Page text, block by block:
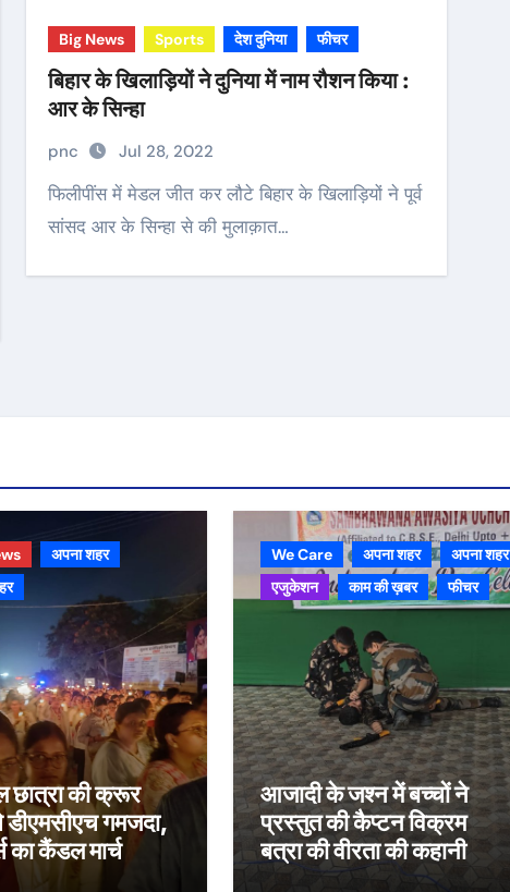
Big News Sports देश दुनिया फीचर
बिहार के खिलाड़ियों ने दुनिया में नाम रौशन किया :
आर के सिन्हा
pnc Jul 28, 2022
फिलीपींस में मेडल जीत कर लौटे बिहार के खिलाड़ियों ने पूर्व
सांसद आर के सिन्हा से की मुलाक़ात…
अपना शहर
छात्रा की क्रूर
डीएमसीएच गमजदा,
का कैंडल मार्च
We Care अपना शहर
अपना शहर
एजुकेशन
काम की ख़बर फीचर
आजादी के जश्न में बच्चों ने
प्रस्तुत की कैप्टन विक्रम
बत्रा की वीरता की कहानी